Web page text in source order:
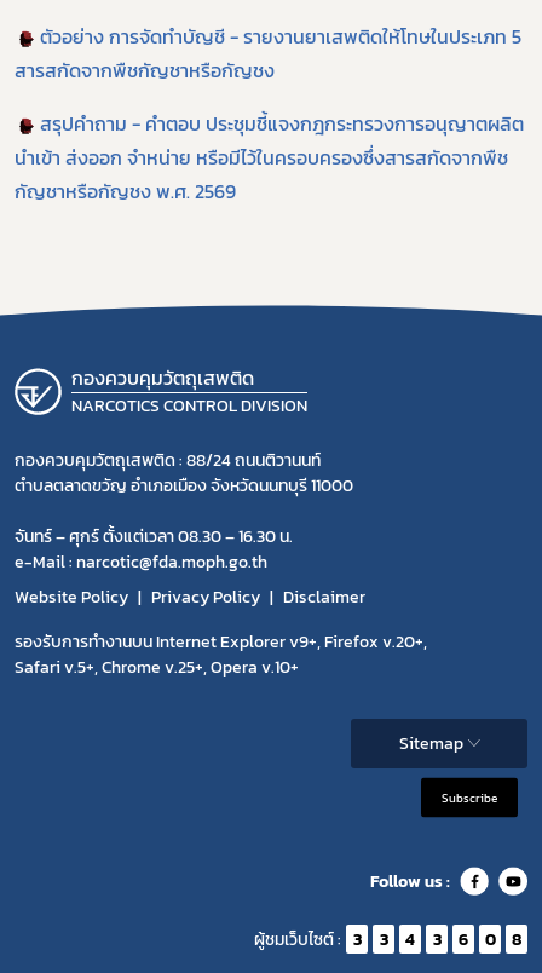
ตัวอย่าง การจัดทำบัญชี - รายงานยาเสพติดให้โทษในประเภท 5
สารสกัดจากพืชกัญชาหรือกัญชง
สรุปคำถาม - คำตอบ ประชุมชี้แจงกฎกระทรวงการอนุญาตผลิต
นำเข้า ส่งออก จำหน่าย หรือมีไว้ในครอบครองซึ่งสารสกัดจากพืช
กัญชาหรือกัญชง พ.ศ. 2569
กองควบคุมวัตถุเสพติด
NARCOTICS CONTROL DIVISION
กองควบคุมวัตถุเสพติด : 88/24 ถนนติวานนท์
ตำบลตลาดขวัญ อำเภอเมือง จังหวัดนนทบุรี 11000
จันทร์ – ศุกร์ ตั้งแต่เวลา 08.30 – 16.30 น.
e-Mail : narcotic@fda.moph.go.th
Website Policy
Privacy Policy
Disclaimer
รองรับการทำงานบน Internet Explorer v9+, Firefox v.20+,
Safari v.5+, Chrome v.25+, Opera v.10+
Sitemap
Subscribe
Follow us :
ผู้ชมเว็บไซต์ : 3 3 4 3 6 0 8